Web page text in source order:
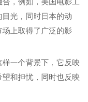
，例如，美国电影工
光，同时日本的动
上取得了广泛的影
一个背景下，它反映
和担忧，同时也反映